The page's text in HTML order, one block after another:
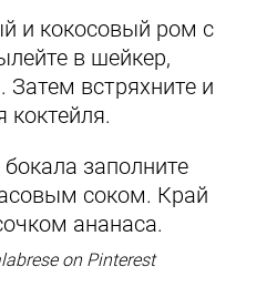
и кокосовый ром с
в шейкер,
встряхните и
коктейля.
заполните
соком. Край
ананаса.
on Pinterest